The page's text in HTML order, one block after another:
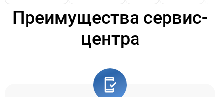
Преимущества сервис-
центра